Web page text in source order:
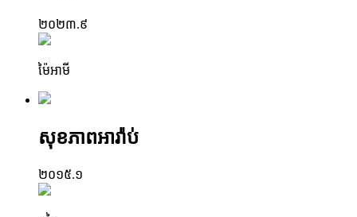
២០២៣.៩
ម៉ៃអាមី
សុខភាពអារ៉ាប់
២០១៥.១